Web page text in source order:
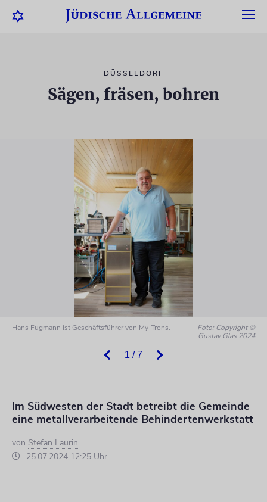
DÜSSELDORF
Sägen, fräsen, bohren
1 / 7
Hans Fugmann ist Geschäftsführer von My-Trons.
Foto: Copyright ©
Gustav Glas 2024
Im Südwesten der Stadt betreibt die Gemeinde
eine metallverarbeitende Behindertenwerkstatt
von Stefan Laurin
25.07.2024 12:25 Uhr